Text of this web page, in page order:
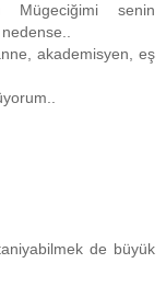
Mügeciğimi senin
akademisyen, eş
de büyük